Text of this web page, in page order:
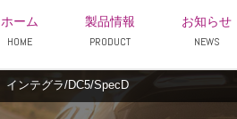
ホーム
HOME
製品情報
PRODUCT
お知らせ
NEWS
インテグラ/DC5/SpecD